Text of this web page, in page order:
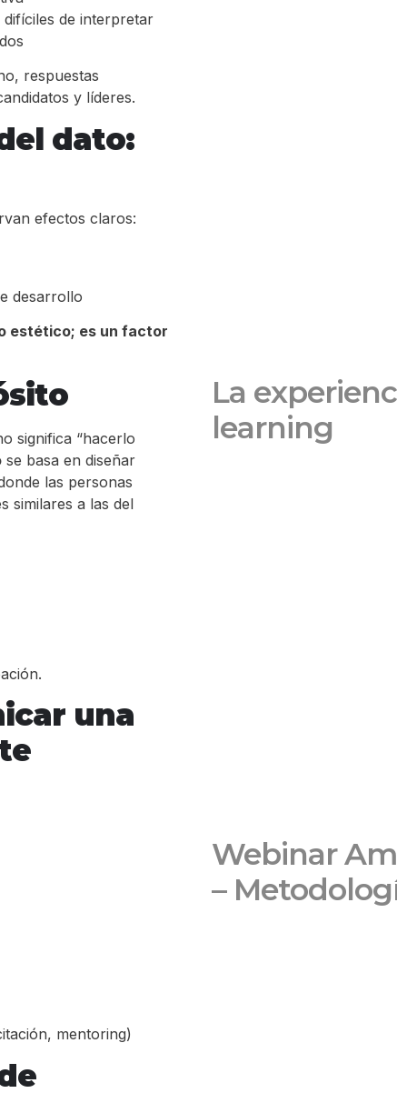
difíciles de interpretar
respuestas
y líderes.
dato:
efectos claros:
desarrollo
estético; es un factor
significa “hacerlo
se basa en diseñar
las personas
similares a las del
una
mentoring)
La
learning
Webinar
–